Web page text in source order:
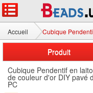
Accueil Cubique
Produit
Cubique Pendentif en
de couleur d'or DIY pavé
PC